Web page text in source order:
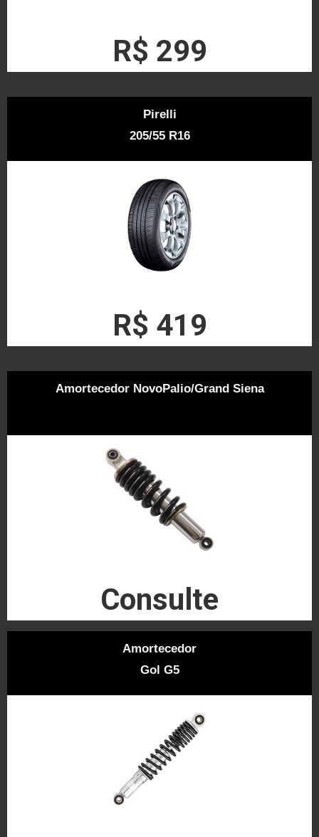
R$ 299
Pirelli
205/55 R16
R$ 419
Amortecedor NovoPalio/Grand Siena
Consulte
Amortecedor
Gol G5